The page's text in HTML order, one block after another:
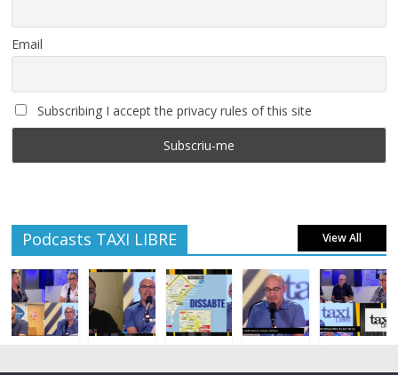
Email
Subscribing I accept the privacy rules of this site
Podcasts TAXI LIBRE View All